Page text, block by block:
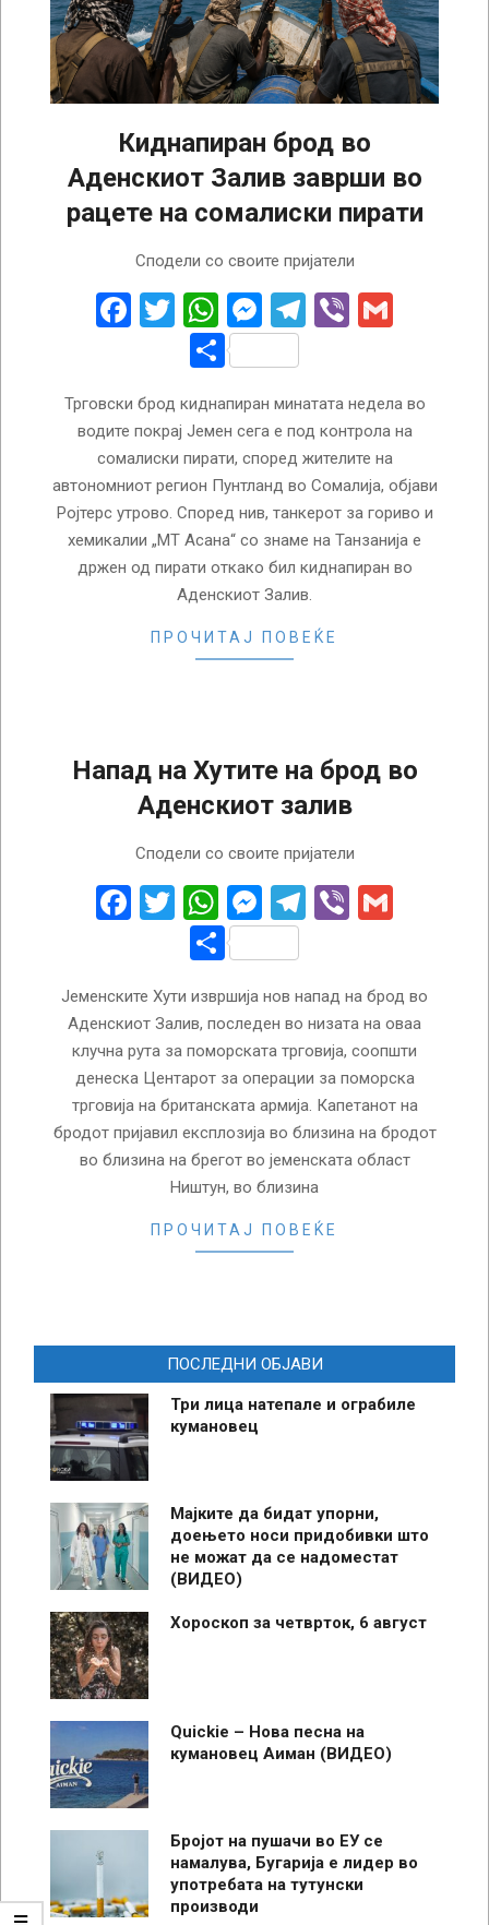
Киднапиран брод во
Аденскиот Залив заврши во
рацете на сомалиски пирати
Сподели со своите пријатели
Facebook
Twitter
WhatsApp
Messenger
Telegram
Viber
Share
Трговски брод киднапиран минатата недела во
водите покрај Јемен сега е под контрола на
сомалиски пирати, според жителите на
автономниот регион Пунтланд во Сомалија, објави
Ројтерс утрово. Според нив, танкерот за гориво и
хемикалии „МТ Асана“ со знаме на Танзанија е
држен од пирати откако бил киднапиран во
Аденскиот Залив.
ПРОЧИТАЈ ПОВЕЌЕ
Напад на Хутите на брод во
Аденскиот залив
Сподели со своите пријатели
Facebook
Twitter
WhatsApp
Messenger
Telegram
Viber
Share
Јеменските Хути извршија нов напад на брод во
Аденскиот Залив, последен во низата на оваа
клучна рута за поморската трговија, соопшти
денеска Центарот за операции за поморска
трговија на британската армија. Капетанот на
бродот пријавил експлозија во близина на бродот
во близина на брегот во јеменската област
Ништун, во близина
ПРОЧИТАЈ ПОВЕЌЕ
ПОСЛЕДНИ ОБЈАВИ
Три лица натепале и ограбиле
кумановец
Мајките да бидат упорни,
доењето носи придобивки што
не можат да се надоместат
(ВИДЕО)
Хороскоп за четврток, 6 август
Quickie – Нова песна на
кумановец Аиман (ВИДЕО)
Бројот на пушачи во ЕУ се
намалува, Бугарија е лидер во
употребата на тутунски
производи